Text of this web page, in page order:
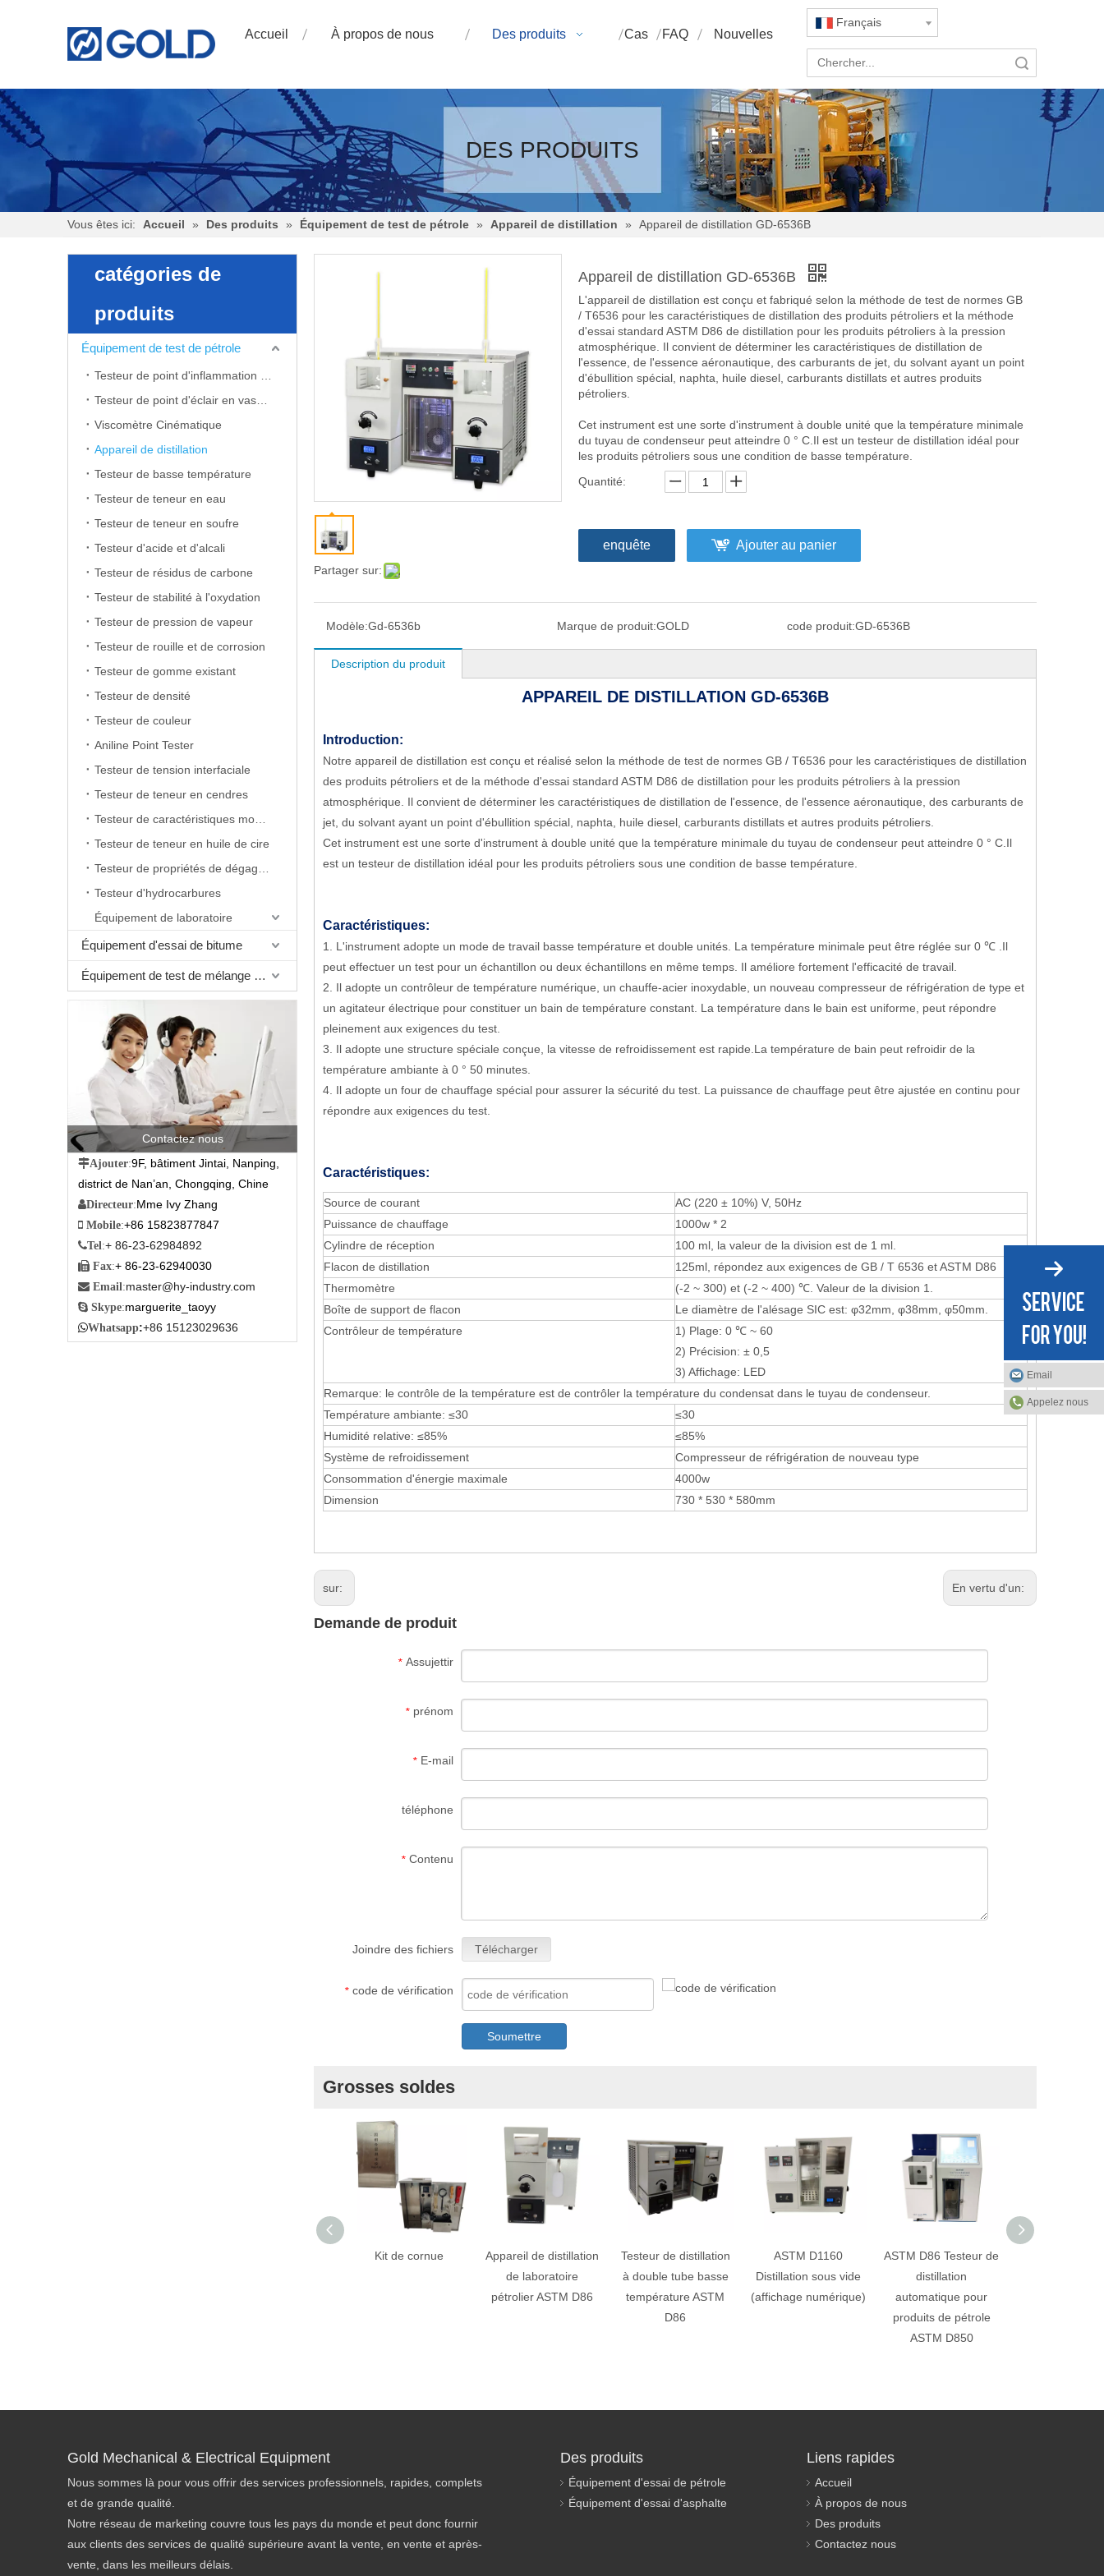
Accueil À propos de nous Des produits Cas FAQ Nouvelles
Français
DES PRODUITS
Vous êtes ici: Accueil » Des produits » Équipement de test de pétrole » Appareil de distillation » Appareil de distillation GD-6536B
catégories de
produits
Équipement de test de pétrole
Viscomètre Cinématique
Appareil de distillation
Testeur de basse température
Testeur de teneur en eau
Testeur de teneur en soufre
Testeur d'acide et d'alcali
Testeur de résidus de carbone
Testeur de stabilité à l'oxydation
Testeur de pression de vapeur
Testeur de rouille et de corrosion
Testeur de gomme existant
Testeur de densité
Testeur de couleur
Aniline Point Tester
Testeur de tension interfaciale
Testeur de teneur en cendres
Testeur de teneur en huile de cire
Testeur d'hydrocarbures
Équipement de laboratoire
Équipement d'essai de bitume
Équipement de test de mélange bitumineux
Contactez nous
Ajouter:9F, bâtiment Jintai, Nanping,
district de Nan’an, Chongqing, Chine
Directeur:Mme Ivy Zhang
 Mobile:+86 15823877847
Tel :+ 86-23-62984892
 Fax:+ 86-23-62940030
 Email :master@hy-industry.com
 Skype:marguerite_taoyy
Whatsapp:+86 15123029636
Partager sur:
Appareil de distillation GD-6536B
L'appareil de distillation est conçu et fabriqué selon la méthode de test de normes GB
/ T6536 pour les caractéristiques de distillation des produits pétroliers et la méthode
d'essai standard ASTM D86 de distillation pour les produits pétroliers à la pression
atmosphérique. Il convient de déterminer les caractéristiques de distillation de
l'essence, de l'essence aéronautique, des carburants de jet, du solvant ayant un point
d'ébullition spécial, naphta, huile diesel, carburants distillats et autres produits
pétroliers.
Cet instrument est une sorte d'instrument à double unité que la température minimale
du tuyau de condenseur peut atteindre 0 ° C.Il est un testeur de distillation idéal pour
les produits pétroliers sous une condition de basse température.
Quantité:
enquête Ajouter au panier
Modèle:Gd-6536b Marque de produit:GOLD code produit:GD-6536B
Description du produit
APPAREIL DE DISTILLATION GD-6536B
Introduction:
Notre appareil de distillation est conçu et réalisé selon la méthode de test de normes GB / T6536 pour les caractéristiques de distillation
des produits pétroliers et de la méthode d'essai standard ASTM D86 de distillation pour les produits pétroliers à la pression
atmosphérique. Il convient de déterminer les caractéristiques de distillation de l'essence, de l'essence aéronautique, des carburants de
jet, du solvant ayant un point d'ébullition spécial, naphta, huile diesel, carburants distillats et autres produits pétroliers.
Cet instrument est une sorte d'instrument à double unité que la température minimale du tuyau de condenseur peut atteindre 0 ° C.Il
est un testeur de distillation idéal pour les produits pétroliers sous une condition de basse température.
Caractéristiques:
1. L'instrument adopte un mode de travail basse température et double unités. La température minimale peut être réglée sur 0 ℃ .Il
peut effectuer un test pour un échantillon ou deux échantillons en même temps. Il améliore fortement l'efficacité de travail.
2. Il adopte un contrôleur de température numérique, un chauffe-acier inoxydable, un nouveau compresseur de réfrigération de type et
un agitateur électrique pour constituer un bain de température constant. La température dans le bain est uniforme, peut répondre
pleinement aux exigences du test.
3. Il adopte une structure spéciale conçue, la vitesse de refroidissement est rapide.La température de bain peut refroidir de la
température ambiante à 0 ° 50 minutes.
4. Il adopte un four de chauffage spécial pour assurer la sécurité du test. La puissance de chauffage peut être ajustée en continu pour
répondre aux exigences du test.
Caractéristiques:
Source de courant
AC (220 ± 10%) V, 50Hz
Puissance de chauffage
1000w * 2
Cylindre de réception
100 ml, la valeur de la division est de 1 ml.
Flacon de distillation
125ml, répondez aux exigences de GB / T 6536 et ASTM D86
Thermomètre
(-2 ~ 300) et (-2 ~ 400) ℃. Valeur de la division 1.
Boîte de support de flacon
Le diamètre de l'alésage SIC est: φ32mm, φ38mm, φ50mm.
Contrôleur de température
1) Plage: 0 ℃ ~ 60
2) Précision: ± 0,5
3) Affichage: LED
Remarque: le contrôle de la température est de contrôler la température du condensat dans le tuyau de condenseur.
Température ambiante: ≤30
≤30
Humidité relative: ≤85%
≤85%
Système de refroidissement
Compresseur de réfrigération de nouveau type
Consommation d'énergie maximale
4000w
Dimension
730 * 530 * 580mm
sur: En vertu d'un:
Demande de produit
* Assujettir
* prénom
* E-mail
téléphone
* Contenu
Joindre des fichiers Télécharger
* code de vérification
Soumettre
Grosses soldes
Kit de cornue
Appareil de distillation
de laboratoire
pétrolier ASTM D86
Testeur de distillation
à double tube basse
température ASTM
D86
ASTM D1160
Distillation sous vide
(affichage numérique)
ASTM D86 Testeur de
distillation
automatique pour
produits de pétrole
ASTM D850
Gold Mechanical & Electrical Equipment
Nous sommes là pour vous offrir des services professionnels, rapides, complets
et de grande qualité.
Notre réseau de marketing couvre tous les pays du monde et peut donc fournir
aux clients des services de qualité supérieure avant la vente, en vente et après-
vente, dans les meilleurs délais.
Des produits
Équipement d'essai de pétrole
Équipement d'essai d'asphalte
Liens rapides
Accueil
À propos de nous
Des produits
Contactez nous
Email
Appelez nous